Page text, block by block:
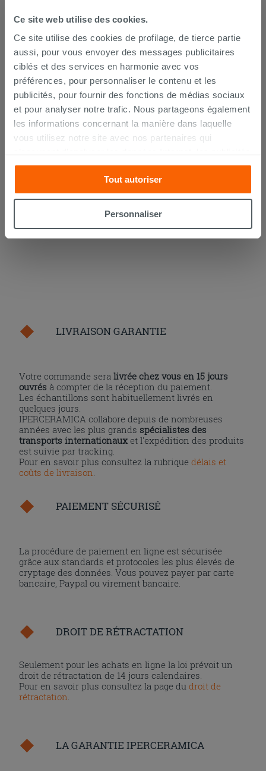
Ce site web utilise des cookies.
Ce site utilise des cookies de profilage, de tierce partie
aussi, pour vous envoyer des messages publicitaires
ciblés et des services en harmonie avec vos
préférences, pour personnaliser le contenu et les
publicités, pour fournir des fonctions de médias sociaux
et pour analyser notre trafic. Nous partageons également
les informations concernant la manière dans laquelle
vous utilisez notre site avec nos partenaires qui
et les réseaux sociaux. Lesdits partenaires pourraient
combiner ces informations avec d’autres que vous leur
avez fournies ou qu’ils ont recueillies à partir de votre
utilisation sur leurs services. Si vous souhaitez en savoir
cookies, ou à quelques-uns seulement,cliquez iciou
Tout autoriser
Personnaliser
Lot de 2 coudes sous lavabo 45° laiton
chromé
14,90 € /PC
AJOUTER AU PANIER
LIVRAISON GARANTIE
Votre commande seralivrée chez vous en 15 jours
ouvrés à compter de la réception du paiement.
Les échantillons sont habituellement livrés en
quelques jours.
IPERCERAMICA collabore depuis de nombreuses
années avec les plus grands spécialistes des
transports internationaux et l'expédition des produits
est suivie par tracking.
Pour en savoir plus consultez la rubriquedélais et
coûts de livraison
PAIEMENT SÉCURISÉ
La procédure de paiement en ligne est sécurisée
grâce aux standards et protocoles les plus élevés de
cryptage des données. Vous pouvez payer par carte
bancaire, Paypal ou virement bancaire.
DROIT DE RÉTRACTATION
Seulement pour les achats en ligne la loi prévoit un
droit de rétractation de 14 jours calendaires.
Pour en savoir plus consultez la page dudroit de
rétractation
LA GARANTIE IPERCERAMICA